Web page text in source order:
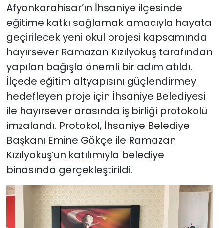
Afyonkarahisar’ın İhsaniye ilçesinde
eğitime katkı sağlamak amacıyla hayata
geçirilecek yeni okul projesi kapsamında
hayırsever Ramazan Kızılyokuş tarafından
yapılan bağışla önemli bir adım atıldı.
İlçede eğitim altyapısını güçlendirmeyi
hedefleyen proje için İhsaniye Belediyesi
ile hayırsever arasında iş birliği protokolü
imzalandı. Protokol, İhsaniye Belediye
Başkanı Emine Gökçe ile Ramazan
Kızılyokuş’un katılımıyla belediye
binasında gerçekleştirildi.